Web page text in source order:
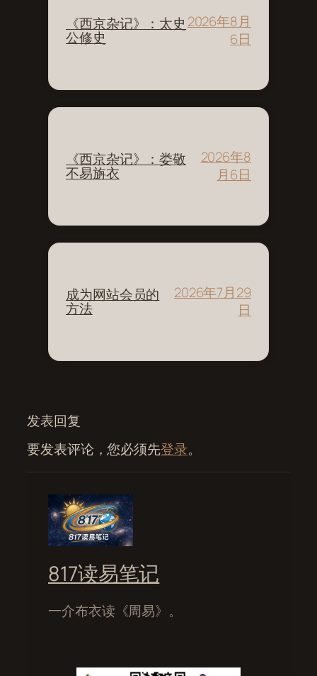
《西京杂记》：太史
公修史
2026年8月
6日
《西京杂记》：娄敬
不易旃衣
2026年8
月6日
成为网站会员的
方法
2026年7月29
日
发表回复
要发表评论，您必须先登录。
817读易笔记
一介布衣读《周易》。